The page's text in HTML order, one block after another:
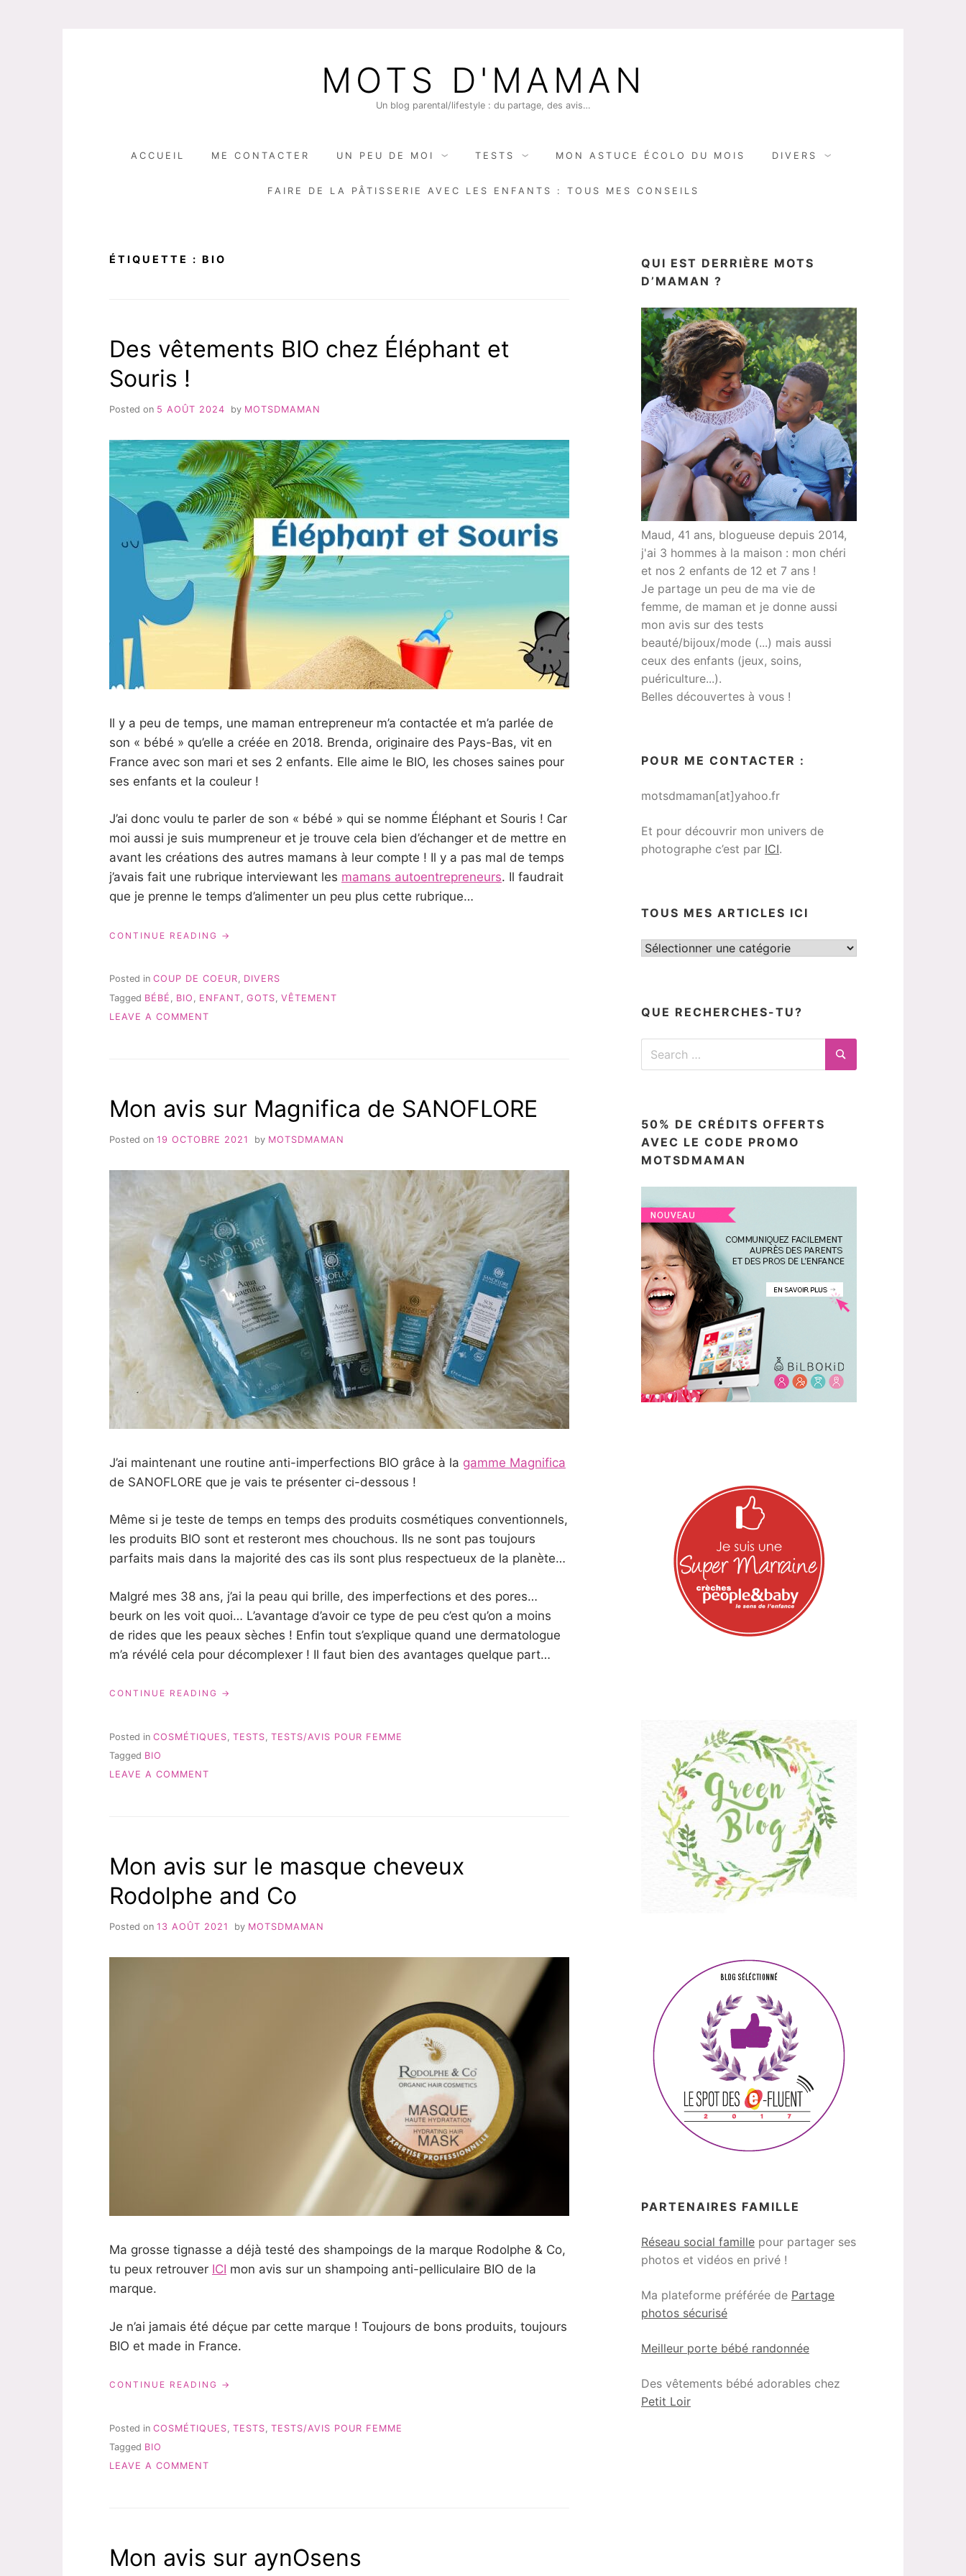
MOTS D'MAMAN
Un blog parental/lifestyle : du partage, des avis…
ACCUEIL ME CONTACTER UN PEU DE MOI TESTS MON ASTUCE ÉCOLO DU MOIS DIVERS
FAIRE DE LA PÂTISSERIE AVEC LES ENFANTS : TOUS MES CONSEILS
ÉTIQUETTE : BIO
Des vêtements BIO chez Éléphant et
Souris !
Posted on 5 AOÛT 2024 by MOTSDMAMAN
Il y a peu de temps, une maman entrepreneur m’a contactée et m’a parlée de
son « bébé » qu’elle a créée en 2018. Brenda, originaire des Pays-Bas, vit en
France avec son mari et ses 2 enfants. Elle aime le BIO, les choses saines pour
ses enfants et la couleur !
J’ai donc voulu te parler de son « bébé » qui se nomme Éléphant et Souris ! Car
moi aussi je suis mumpreneur et je trouve cela bien d’échanger et de mettre en
avant les créations des autres mamans à leur compte ! Il y a pas mal de temps
j’avais fait une rubrique interviewant les mamans autoentrepreneurs. Il faudrait
que je prenne le temps d’alimenter un peu plus cette rubrique…
CONTINUE READING « DES
CHEZ
ET
Posted in COUP DE COEUR, DIVERS
Tagged BÉBÉ BIO ENFANT GOTS VÊTEMENT
LEAVE A COMMENT
ET
SOURIS
Mon avis sur Magnifica de SANOFLORE
Posted on 19 OCTOBRE 2021 by MOTSDMAMAN
J’ai maintenant une routine anti-imperfections BIO grâce à la gamme Magnifica
de SANOFLORE que je vais te présenter ci-dessous !
Même si je teste de temps en temps des produits cosmétiques conventionnels,
les produits BIO sont et resteront mes chouchous. Ils ne sont pas toujours
parfaits mais dans la majorité des cas ils sont plus respectueux de la planète…
Malgré mes 38 ans, j’ai la peau qui brille, des imperfections et des pores…
beurk on les voit quoi… L’avantage d’avoir ce type de peu c’est qu’on a moins
de rides que les peaux sèches ! Enfin tout s’explique quand une dermatologue
m’a révélé cela pour décomplexer ! Il faut bien des avantages quelque part…
CONTINUE READING « MON
MAGNIFICA
Posted in COSMÉTIQUES TESTS TESTS/AVIS POUR FEMME
Tagged BIO
LEAVE A COMMENT
SANOFLORE
Mon avis sur le masque cheveux
Rodolphe and Co
Posted on 13 AOÛT 2021 by MOTSDMAMAN
Ma grosse tignasse a déjà testé des shampoings de la marque Rodolphe & Co,
tu peux retrouver ICI mon avis sur un shampoing anti-pelliculaire BIO de la
marque.
Je n’ai jamais été déçue par cette marque ! Toujours de bons produits, toujours
BIO et made in France.
CONTINUE READING « MON
LE
Posted in COSMÉTIQUES TESTS TESTS/AVIS POUR FEMME
Tagged BIO
LEAVE A COMMENT
CHEVEUX
RODOLPHE
Mon avis sur aynOsens
QUI EST DERRIÈRE MOTS
D’MAMAN ?
Maud, 41 ans, blogueuse depuis 2014,
j'ai 3 hommes à la maison : mon chéri
et nos 2 enfants de 12 et 7 ans !
Je partage un peu de ma vie de
femme, de maman et je donne aussi
mon avis sur des tests
beauté/bijoux/mode (...) mais aussi
ceux des enfants (jeux, soins,
puériculture...).
Belles découvertes à vous !
POUR ME CONTACTER :
motsdmaman[at]yahoo.fr
Et pour découvrir mon univers de
photographe c’est par ICI.
TOUS MES ARTICLES ICI
Tous
QUE RECHERCHES-TU?
Search
Search
50% DE CRÉDITS OFFERTS
AVEC LE CODE PROMO
MOTSDMAMAN
PARTENAIRES FAMILLE
Réseau social famille pour partager ses
photos et vidéos en privé !
Ma plateforme préférée de Partage
photos sécurisé
Meilleur porte bébé randonnée
Des vêtements bébé adorables chez
Petit Loir